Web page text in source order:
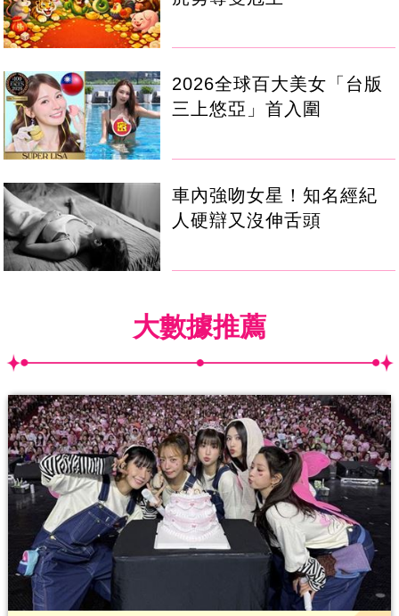
2026全球百大美女「台版
三上悠亞」首入圍
車內強吻女星！知名經紀
人硬辯又沒伸舌頭
大數據推薦